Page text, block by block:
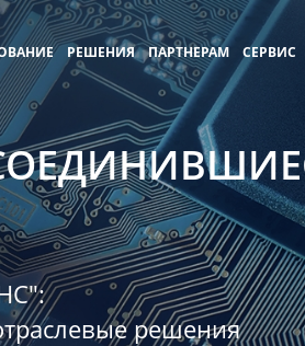
РЕШЕНИЯ ПАРТНЕРАМ СЕРВИС
решения